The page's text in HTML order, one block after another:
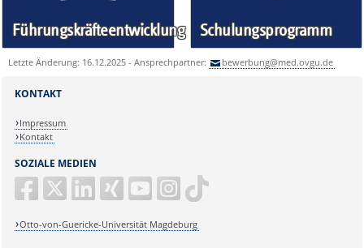
Führungskräfteentwicklung Schulungsprogramm
Letzte Änderung: 16.12.2025 - Ansprechpartner: bewerbung@med.ovgu.de
SOZIALE MEDIEN
Otto-von-Guericke-Universität Magdeburg
KONTAKT
Impressum
Kontakt